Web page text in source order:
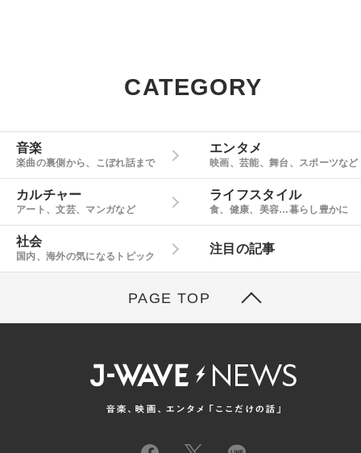
CATEGORY
音楽
楽曲の裏側から、こぼれ話まで
エンタメ
映画、芸能、舞台、スポーツなど
カルチャー
アート、文芸、マンガなど
ライフスタイル
食、健康、美容…暮らし豊かに
社会
国内、海外の気になるトピック
注目の記事
PAGE TOP